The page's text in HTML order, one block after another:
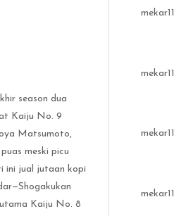
season dua
Kaiju No. 9
Matsumoto,
meski picu
ini jual jutaan kopi
Kaiju No. 8
mekar11
mekar11
mekar11
mekar11